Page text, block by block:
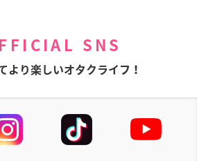
SNS
より楽しいオタクライフ！